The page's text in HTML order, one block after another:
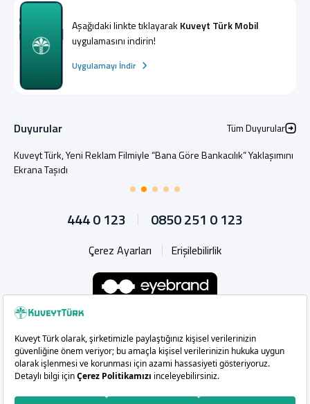
Aşağıdaki linkte tıklayarak Kuveyt Türk Mobil
uygulamasını indirin!
Uygulamayı İndir
Duyurular
Tüm Duyurular
Kuveyt Türk, Yeni Reklam Filmiyle “Bana Göre Bankacılık” Yaklaşımını
Ekrana Taşıdı
444 0 123 0850 251 0 123
Çerez Ayarları Erişilebilirlik
WhatsappInstagramFacebook
X Linkedin